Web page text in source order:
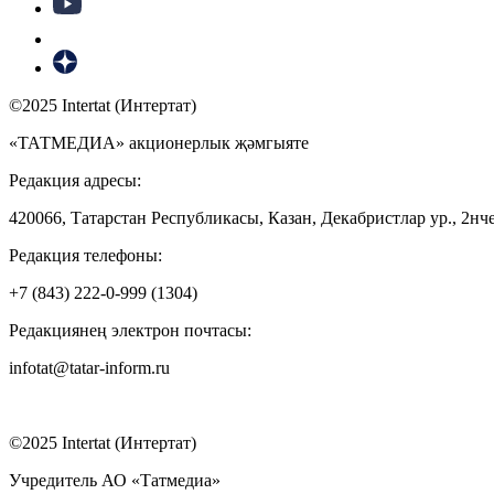
©2025 Intertat (Интертат)
«ТАТМЕДИА» акционерлык җәмгыяте
Редакция адресы:
420066, Татарстан Республикасы, Казан, Декабристлар ур.,
Редакция телефоны:
+7 (843) 222-0-999 (1304)
Редакциянең электрон почтасы:
infotat@tatar-inform.ru
©2025 Intertat (Интертат)
Учредитель АО «Татмедиа»